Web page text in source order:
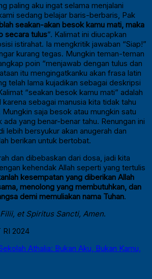
paling aku ingat selama menjalani
sedang belajar baris-berbaris, Pak
seakan-akan besok kamu mati, maka
secara tulus”. Kalimat ini diucapkan
istirahat. Ia mengkritik jawaban “Siap!”
kurang tegas. Mungkin teman-teman
poin “menjawab dengan tulus dan
itu mengingatkanku akan frasa latin
telah lama kujadikan sebagai deskripsi
“seakan besok kamu mati” adalah
sebagai manusia kita tidak tahu
saja besok atau mungkin satu
yang benar-benar tahu. Renungan ini
lebih bersyukur akan anugerah dan
berikan untuk bertobat.
dan dibebaskan dari dosa, jadi kita
kehendak Allah seperti yang tertulis
kesempatan yang diberikan Allah
menolong yang membutuhkan, dan
demi memuliakan nama Tuhan.
et Spiritus Sancti, Amen.
Athalia: Bukan Aku, Bukan Kamu,